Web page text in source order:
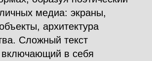
медиа: экраны,
архитектура
Сложный текст
в себя